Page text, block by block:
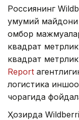
Россиянинг
умумий майдони
омбор
квадрат
квадрат
Report
логистика
чорагида
Ҳозирда